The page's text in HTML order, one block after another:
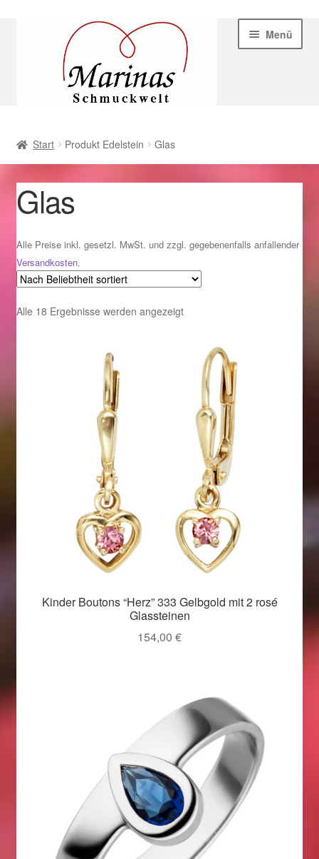
Navigation
Menü
AGB
Beispiel-Seite
Datenschutz
Geschenke zu Ostern 2023
Geschenke zu Ostern 2024
Geschenkideen für Weihnachten 2022
Geschenkideen für Weihnachten 2023
Geschenkideen für Weihnachten 2024
Geschenkideen für Weihnachten 2025
Halloween Schmuck online kaufen 2015
Halloween Schmuck online kaufen 2016
Halloween Schmuck online kaufen 2017
Halloween Schmuck online kaufen 2018
Impressum
Karneval 2015 – Schmuck zu Fasching & Co.
Karneval 2019 – Schmuck zu Fasching & Co.
Karneval 2020 – Schmuck zu Fasching & Co.
Start Produkt Edelstein Glas
Glas
Alle Preise inkl. gesetzl. MwSt. und zzgl. gegebenenfalls anfallender
Versandkosten.
Alle 18 Ergebnisse werden angezeigtNach
Kinder Boutons “Herz” 333 Gelbgold mit 2 rosé
Glassteinen
154,00 €